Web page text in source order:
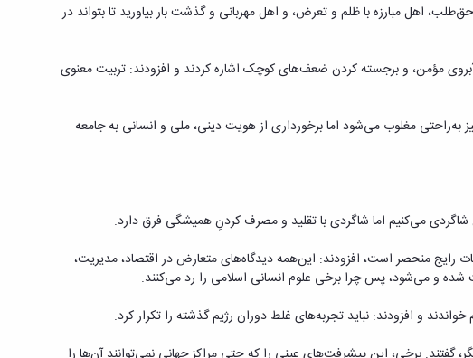
اهل مبارزه با ظلم و تعرض، و اهل مهربانی و گذشت بار بیاورید تا بتواند در
مؤمن، و برجسته کردن ضعف‌های کوچک اشاره کردند و افزودند: تربیت معنوی
به‌راحتی مغلوب می‌شود اما برخورداری از هویت دینی، ملی و انسانی به جامعه
شاگردی می‌کنیم اما شاگردی با تقلید و مصرف کردنِ همیشگی فرق دارد.
رایج منحصر است، افزودند: این‌همه دیدگاه‌های متعارض در اقتصاد، مدیریت،
و می‌شود، پس چرا برخی علوم انسانی اسلامی را رد می‌کنند.
و افزودند: نباید تجربه‌های غلط دوران رژیم گذشته را تکرار کرد.